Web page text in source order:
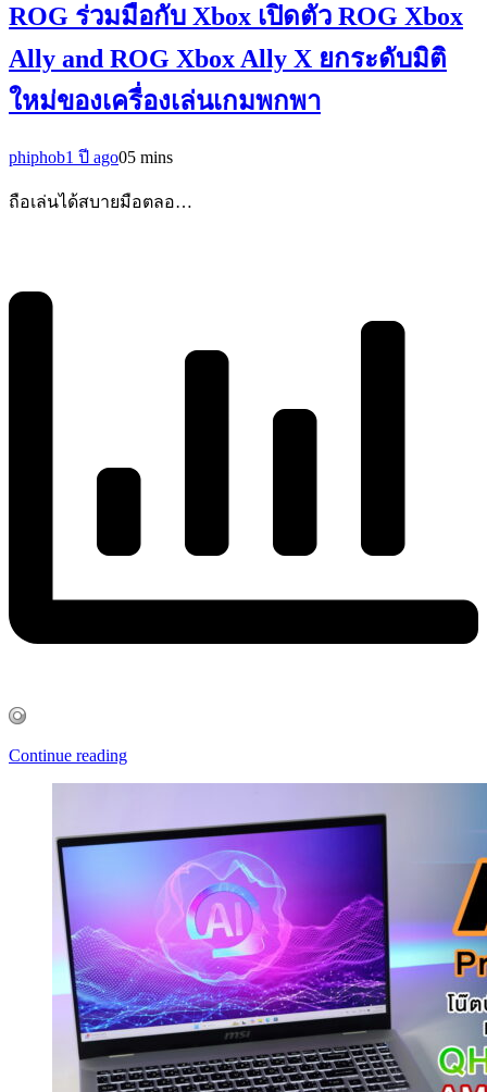
ROG ร่วมมือกับ Xbox เปิดตัว ROG Xbox
Ally and ROG Xbox Ally X ยกระดับมิติ
ใหม่ของเครื่องเล่นเกมพกพา
phiphob1 ปี ago05 mins
ถือเล่นได้สบายมือตลอ…
Continue reading